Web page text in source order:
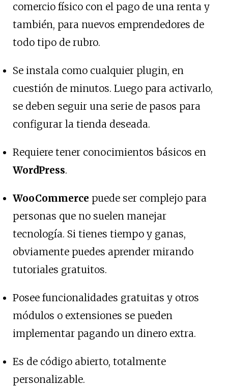
comercio físico con el pago de una renta y
también, para nuevos emprendedores de
todo tipo de rubro.
Se instala como cualquier plugin, en
cuestión de minutos. Luego para activarlo,
se deben seguir una serie de pasos para
configurar la tienda deseada.
Requiere tener conocimientos básicos en
WordPress.
WooCommerce puede ser complejo para
personas que no suelen manejar
tecnología. Si tienes tiempo y ganas,
obviamente puedes aprender mirando
tutoriales gratuitos.
Posee funcionalidades gratuitas y otros
módulos o extensiones se pueden
implementar pagando un dinero extra.
Es de código abierto, totalmente
personalizable.